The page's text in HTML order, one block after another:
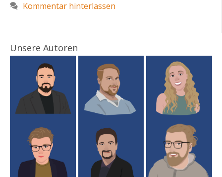
Kommentar hinterlassen
Unsere Autoren